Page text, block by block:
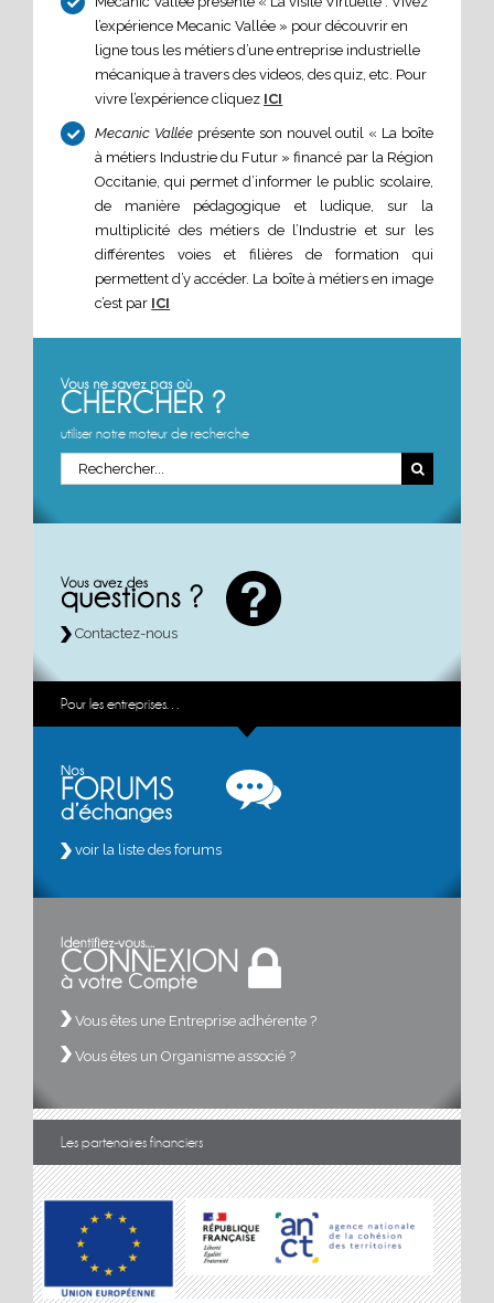
l’expérience Mecanic Vallée » pour découvrir en
ligne tous les métiers d’une entreprise industrielle
mécanique à travers des videos, des quiz, etc. Pour
vivre l’expérience cliquez ICI
Mecanic Vallée présente son nouvel outil « La boîte
à métiers Industrie du Futur » financé par la Région
Occitanie, qui permet d’informer le public scolaire,
de manière pédagogique et ludique, sur la
multiplicité des métiers de l’Industrie et sur les
différentes voies et filières de formation qui
permettent d’y accéder. La boîte à métiers en image
c’est par ICI
utiliser notre moteur de recherche
Rechercher:
Contactez-nous
Pour les entreprises…
voir la liste des forums
Vous êtes une Entreprise adhérente ?
Vous êtes un Organisme associé ?
Les partenaires financiers